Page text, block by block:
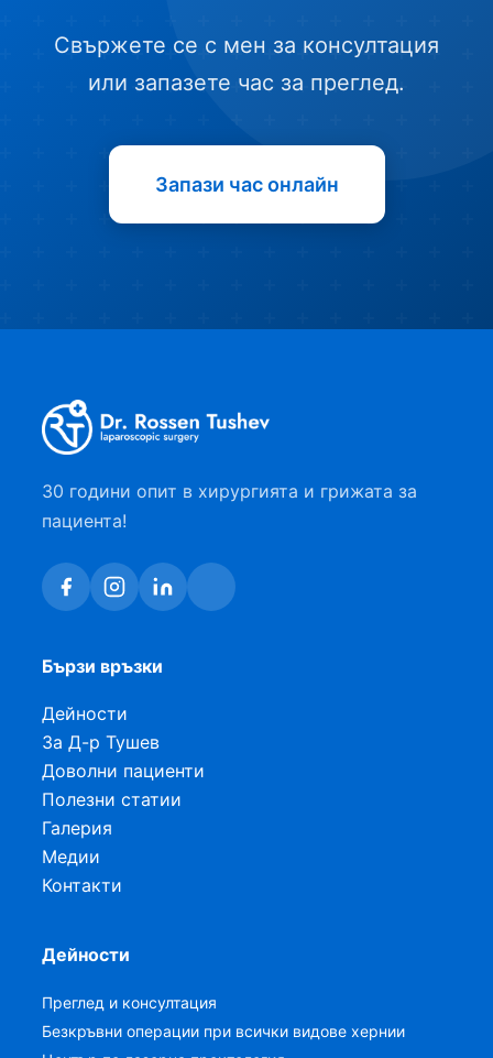
Свържете се с мен за консултация
или запазете час за преглед.
Запази час онлайн
30 години опит в хирургията и грижата за
пациента!
Бързи връзки
Дейности
За Д-р Тушев
Доволни пациенти
Полезни статии
Галерия
Медии
Контакти
Дейности
Преглед и консултация
Безкръвни операции при всички видове хернии